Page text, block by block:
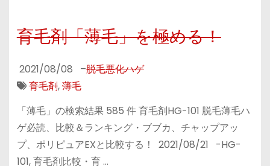
育毛剤「薄毛」を極める！
2021/08/08 –脱毛悪化ハゲ
育毛剤,薄毛
「薄毛」の検索結果 585 件 育毛剤HG-101 脱毛薄毛ハ
ゲ必読、比較＆ランキング・ブブカ、チャップアッ
プ、ポリピュアEXと比較する！ 2021/08/21 -HG-
101, 育毛剤比較・育 …